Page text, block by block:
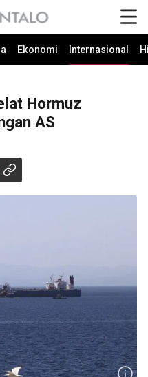
Ekonomi Internasional
Hormuz
AS